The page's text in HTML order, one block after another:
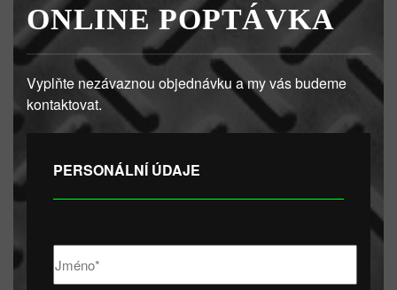
ONLINE POPTÁVKA
Vyplňte nezávaznou objednávku a my vás budeme
kontaktovat.
PERSONÁLNÍ ÚDAJE